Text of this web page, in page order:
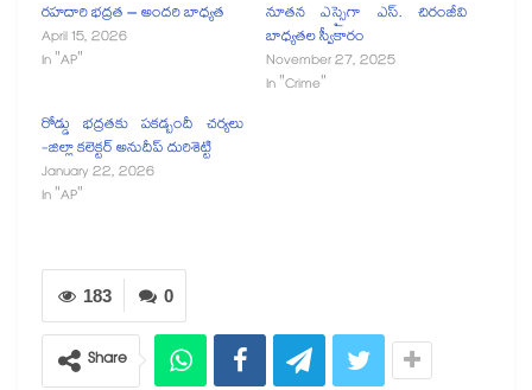
రహదారి భద్రత – అందరి బాధ్యత
April 15, 2026
In "AP"
నూతన ఎస్సైగా ఎస్. చిరంజీవి
బాధ్యతల స్వీకారం
November 27, 2025
In "Crime"
రోడ్డు భద్రతకు పకడ్బందీ చర్యలు
-జిల్లా కలెక్టర్ అనుదీప్ దురిశెట్టి
January 22, 2026
In "AP"
0
183
Share